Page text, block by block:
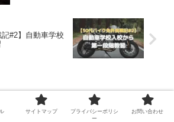
記#2】自動車学校
サイトマップ
プライバシーポリシ
ー
お問い合わせ